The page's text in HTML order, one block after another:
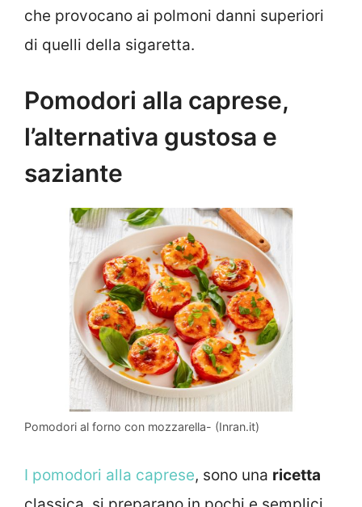
che provocano ai polmoni danni superiori
di quelli della sigaretta.
Pomodori alla caprese,
l’alternativa gustosa e
saziante
Pomodori al forno con mozzarella- (Inran.it)
I pomodori alla caprese, sono una ricetta